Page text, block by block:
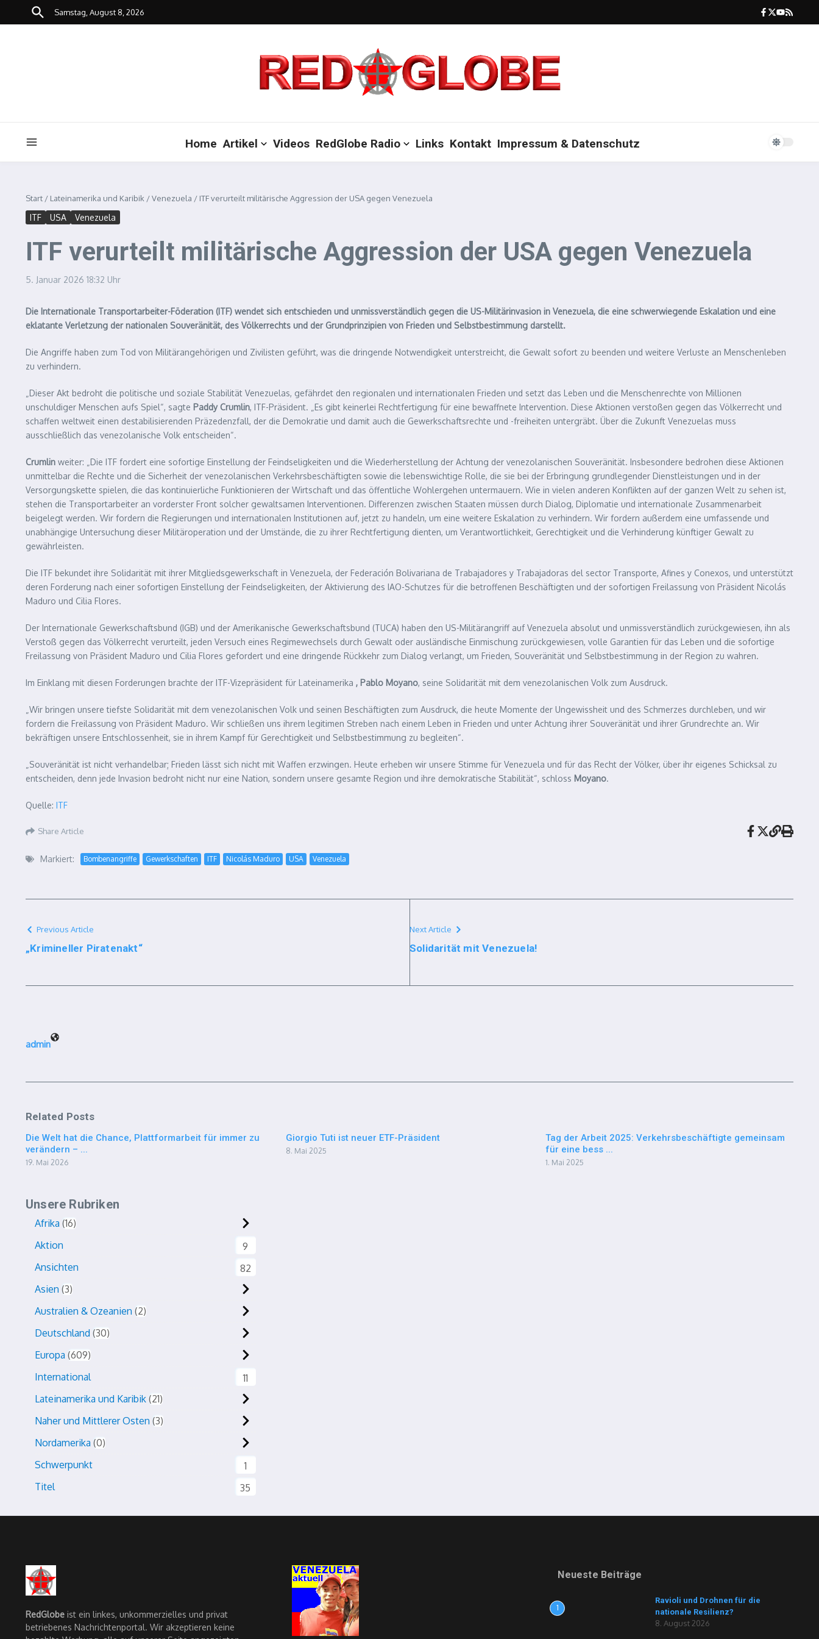
Zum Inhalt springen
Samstag, August 8, 2026
Home Artikel Videos RedGlobe Radio Links Kontakt Impressum & Datenschutz
Start / Lateinamerika und Karibik /Venezuela / ITF verurteilt militärische Aggression der USA gegen Venezuela
ITF USA Venezuela
ITF verurteilt militärische Aggression der USA gegen Venezuela
5. Januar 2026 18:32 Uhr
Die Internationale Transportarbeiter-Föderation (ITF) wendet sich entschieden und unmissverständlich gegen die US-Militärinvasion in Venezuela, die eine schwerwiegende Eskalation und eine
eklatante Verletzung der nationalen Souveränität, des Völkerrechts und der Grundprinzipien von Frieden und Selbstbestimmung darstellt.
Die Angriffe haben zum Tod von Militärangehörigen und Zivilisten geführt, was die dringende Notwendigkeit unterstreicht, die Gewalt sofort zu beenden und weitere Verluste an Menschenleben
zu verhindern.
„Dieser Akt bedroht die politische und soziale Stabilität Venezuelas, gefährdet den regionalen und internationalen Frieden und setzt das Leben und die Menschenrechte von Millionen
unschuldiger Menschen aufs Spiel“, sagte Paddy Crumlin, ITF-Präsident. „Es gibt keinerlei Rechtfertigung für eine bewaffnete Intervention. Diese Aktionen verstoßen gegen das Völkerrecht und
schaffen weltweit einen destabilisierenden Präzedenzfall, der die Demokratie und damit auch die Gewerkschaftsrechte und -freiheiten untergräbt. Über die Zukunft Venezuelas muss
ausschließlich das venezolanische Volk entscheiden“.
Crumlin weiter: „Die ITF fordert eine sofortige Einstellung der Feindseligkeiten und die Wiederherstellung der Achtung der venezolanischen Souveränität. Insbesondere bedrohen diese Aktionen
unmittelbar die Rechte und die Sicherheit der venezolanischen Verkehrsbeschäftigten sowie die lebenswichtige Rolle, die sie bei der Erbringung grundlegender Dienstleistungen und in der
Versorgungskette spielen, die das kontinuierliche Funktionieren der Wirtschaft und das öffentliche Wohlergehen untermauern. Wie in vielen anderen Konflikten auf der ganzen Welt zu sehen ist,
stehen die Transportarbeiter an vorderster Front solcher gewaltsamen Interventionen. Differenzen zwischen Staaten müssen durch Dialog, Diplomatie und internationale Zusammenarbeit
beigelegt werden. Wir fordern die Regierungen und internationalen Institutionen auf, jetzt zu handeln, um eine weitere Eskalation zu verhindern. Wir fordern außerdem eine umfassende und
unabhängige Untersuchung dieser Militäroperation und der Umstände, die zu ihrer Rechtfertigung dienten, um Verantwortlichkeit, Gerechtigkeit und die Verhinderung künftiger Gewalt zu
gewährleisten.
Die ITF bekundet ihre Solidarität mit ihrer Mitgliedsgewerkschaft in Venezuela, der Federación Bolivariana de Trabajadores y Trabajadoras del sector Transporte, Afines y Conexos, und unterstützt
deren Forderung nach einer sofortigen Einstellung der Feindseligkeiten, der Aktivierung des IAO-Schutzes für die betroffenen Beschäftigten und der sofortigen Freilassung von Präsident Nicolás
Maduro und Cilia Flores.
Der Internationale Gewerkschaftsbund (IGB) und der Amerikanische Gewerkschaftsbund (TUCA) haben den US-Militärangriff auf Venezuela absolut und unmissverständlich zurückgewiesen, ihn als
Verstoß gegen das Völkerrecht verurteilt, jeden Versuch eines Regimewechsels durch Gewalt oder ausländische Einmischung zurückgewiesen, volle Garantien für das Leben und die sofortige
Freilassung von Präsident Maduro und Cilia Flores gefordert und eine dringende Rückkehr zum Dialog verlangt, um Frieden, Souveränität und Selbstbestimmung in der Region zu wahren.
Im Einklang mit diesen Forderungen brachte der ITF-Vizepräsident für Lateinamerika , Pablo Moyano, seine Solidarität mit dem venezolanischen Volk zum Ausdruck.
„Wir bringen unsere tiefste Solidarität mit dem venezolanischen Volk und seinen Beschäftigten zum Ausdruck, die heute Momente der Ungewissheit und des Schmerzes durchleben, und wir
fordern die Freilassung von Präsident Maduro. Wir schließen uns ihrem legitimen Streben nach einem Leben in Frieden und unter Achtung ihrer Souveränität und ihrer Grundrechte an. Wir
bekräftigen unsere Entschlossenheit, sie in ihrem Kampf für Gerechtigkeit und Selbstbestimmung zu begleiten“.
„Souveränität ist nicht verhandelbar; Frieden lässt sich nicht mit Waffen erzwingen. Heute erheben wir unsere Stimme für Venezuela und für das Recht der Völker, über ihr eigenes Schicksal zu
entscheiden, denn jede Invasion bedroht nicht nur eine Nation, sondern unsere gesamte Region und ihre demokratische Stabilität“, schloss Moyano.
Quelle: ITF
Share Article
Markiert: Bombenangriffe Gewerkschaften ITF Nicolás Maduro USA Venezuela
Previous Article
„Krimineller Piratenakt“
Next Article
Solidarität mit Venezuela!
admin
Related Posts
Die Welt hat die Chance, Plattformarbeit für immer zu
verändern – ...
19. Mai 2026
Giorgio Tuti ist neuer ETF-Präsident
8. Mai 2025
Tag der Arbeit 2025: Verkehrsbeschäftigte gemeinsam
für eine bess ...
1. Mai 2025
Unsere Rubriken
Afrika 16
Aktion
9
Ansichten
82
Asien 3
Australien & Ozeanien 2
Deutschland 30
Europa 609
International
11
Lateinamerika und Karibik 21
Naher und Mittlerer Osten 3
Nordamerika 0
Schwerpunkt
1
Titel
35
RedGlobe ist ein linkes, unkommerzielles und privat
betriebenes Nachrichtenportal. Wir akzeptieren keine
Neueste Beiträge
1
Ravioli und Drohnen für die
nationale Resilienz?
8. August 2026